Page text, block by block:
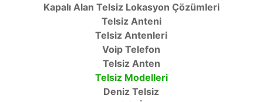
Kapalı Alan Telsiz Lokasyon Çözümleri
Telsiz Anteni
Telsiz Antenleri
Voip Telefon
Telsiz Anten
Telsiz Modelleri
Deniz Telsiz